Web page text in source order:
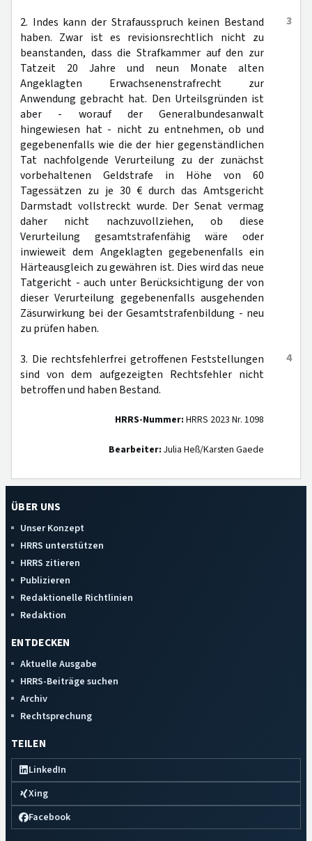
3
2. Indes kann der Strafausspruch keinen Bestand
haben. Zwar ist es revisionsrechtlich nicht zu
beanstanden, dass die Strafkammer auf den zur
Tatzeit 20 Jahre und neun Monate alten
Angeklagten Erwachsenenstrafrecht zur
Anwendung gebracht hat. Den Urteilsgründen ist
aber - worauf der Generalbundesanwalt
hingewiesen hat - nicht zu entnehmen, ob und
gegebenenfalls wie die der hier gegenständlichen
Tat nachfolgende Verurteilung zu der zunächst
vorbehaltenen Geldstrafe in Höhe von 60
Tagessätzen zu je 30 € durch das Amtsgericht
Darmstadt vollstreckt wurde. Der Senat vermag
daher nicht nachzuvollziehen, ob diese
Verurteilung gesamtstrafenfähig wäre oder
inwieweit dem Angeklagten gegebenenfalls ein
Härteausgleich zu gewähren ist. Dies wird das neue
Tatgericht - auch unter Berücksichtigung der von
dieser Verurteilung gegebenenfalls ausgehenden
Zäsurwirkung bei der Gesamtstrafenbildung - neu
zu prüfen haben.
4
3. Die rechtsfehlerfrei getroffenen Feststellungen
sind von dem aufgezeigten Rechtsfehler nicht
betroffen und haben Bestand.
HRRS-Nummer: HRRS 2023 Nr. 1098
Bearbeiter: Julia Heß/Karsten Gaede
ÜBER UNS
Unser Konzept
HRRS unterstützen
HRRS zitieren
Publizieren
Redaktionelle Richtlinien
Redaktion
ENTDECKEN
Aktuelle Ausgabe
HRRS-Beiträge suchen
Archiv
Rechtsprechung
TEILEN
LinkedIn
Xing
Facebook